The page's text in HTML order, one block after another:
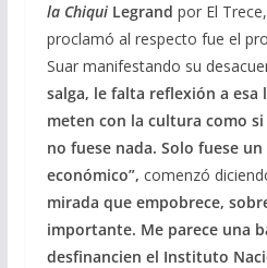
la Chiqui Legrand por El
proclamó al respecto fue el
Suar manifestando su
salga, le falta reflexión a esa
meten con la cultura como
no fuese nada. Solo fuese
económico”, comenzó
mirada que empobrece,
importante. Me parece una
desfinancien el Instituto